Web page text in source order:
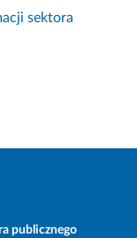
sektora
publicznego